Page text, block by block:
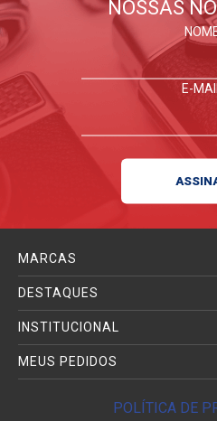
NOSSAS
E-
MARCAS
DESTAQUES
INSTITUCIONAL
MEUS PEDIDOS
POLÍTICA DE